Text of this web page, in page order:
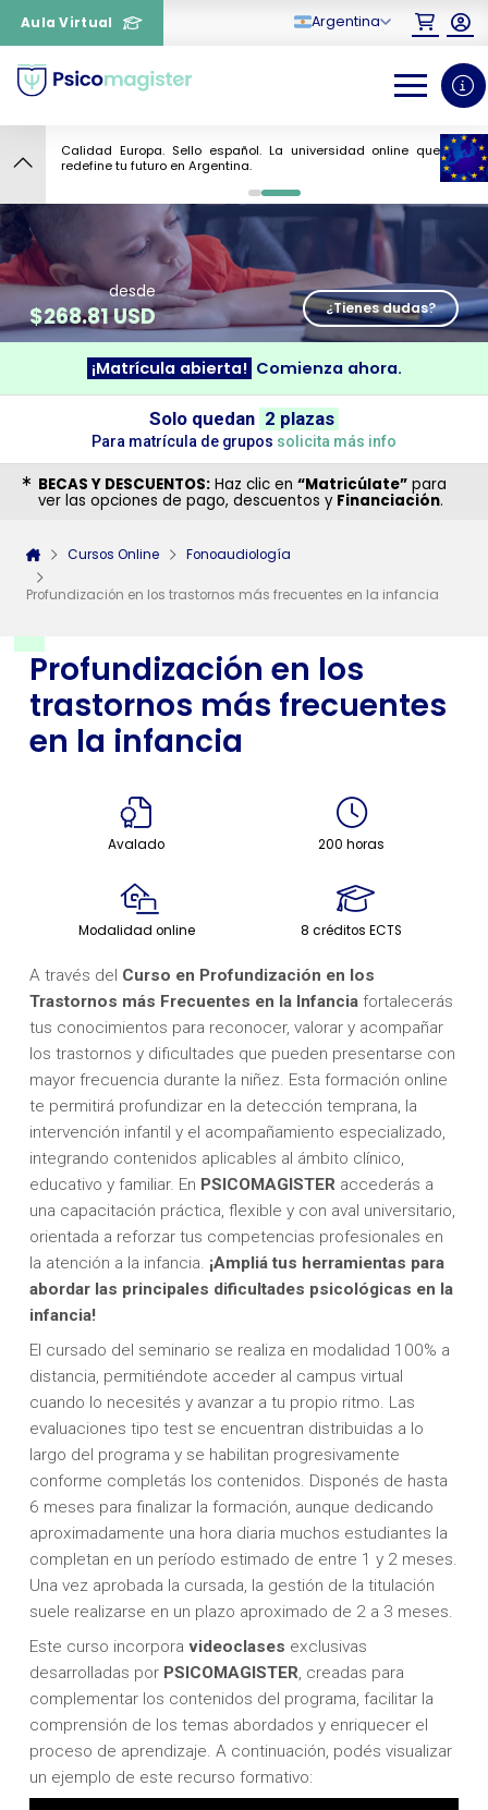
Aula Virtual Argentina
Calidad Europa. Sello español. La universidad online que
redefine tu futuro en Argentina.
0 1
Profundización en los
trastornos más frecuentes
en la infancia
Avalado 200 horas
Modalidad online 8 créditos ECTS
A través del Curso en Profundización en los
Trastornos más Frecuentes en la Infanciafortalecerás
tus conocimientos para reconocer, valorar y acompañar
los trastornos y dificultades que pueden presentarse con
mayor frecuencia durante la niñez. Esta formación online
te permitirá profundizar en la detección temprana, la
intervención infantil y el acompañamiento especializado,
integrando contenidos aplicables al ámbito clínico,
educativo y familiar. En PSICOMAGISTERaccederás a
una capacitación práctica, flexible y con aval universitario,
orientada a reforzar tus competencias profesionales en
la atención a la infancia. ¡Ampliá tus herramientas para
abordar las principales dificultades psicológicas en la
infancia!
El cursado del seminario se realiza en modalidad 100% a
distancia, permitiéndote acceder al campus virtual
cuando lo necesités y avanzar a tu propio ritmo. Las
evaluaciones tipo test se encuentran distribuidas a lo
largo del programa y se habilitan progresivamente
conforme completás los contenidos. Disponés de hasta
6 meses para finalizar la formación, aunque dedicando
aproximadamente una hora diaria muchos estudiantes la
completan en un período estimado de entre 1 y 2 meses.
Una vez aprobada la cursada, la gestión de la titulación
suele realizarse en un plazo aproximado de 2 a 3 meses.
Este curso incorpora videoclases exclusivas
desarrolladas porPSICOMAGISTER , creadas para
complementar los contenidos del programa, facilitar la
comprensión de los temas abordados y enriquecer el
proceso de aprendizaje. A continuación, podés visualizar
un ejemplo de este recurso formativo:
4
desde
$268.81 USD ¿Tienes dudas?
¡Matrícula abierta! Comienza ahora.
Solo quedan 2 plazas
Para matrícula de grupos solicita más info
BECAS Y DESCUENTOS: Haz clic en “Matricúlate” para
ver las opciones de pago, descuentos y Financiación.
Cursos Online Fonoaudiología
Profundización en los trastornos más frecuentes en la infancia
¿Necesitas más información
sobre un curso?